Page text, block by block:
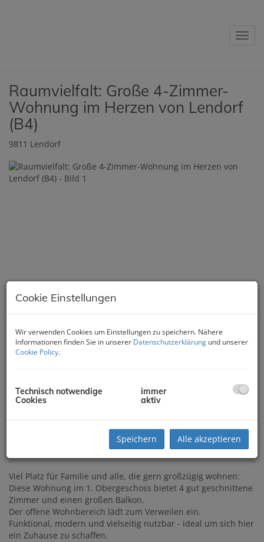
Raumvielfalt: Große 4-Zimmer-
Wohnung im Herzen von Lendorf
(B4)
9811 Lendorf
Viel Platz für Familie und alle, die gern großzügig wohnen:
Diese Wohnung im 1. Obergeschoss bietet 4 gut geschnittene
Zimmer und einen großen Balkon.
Der offene Wohnbereich lädt zum Verweilen ein.
Funktional, modern und vielseitig nutzbar - ideal um sich hier
ein Zuhause zu schaffen.
Cookie Einstellungen
Wir verwenden Cookies um Einstellungen zu speichern. Nähere
Informationen finden Sie in unserer Datenschutzerklärung und unserer
Cookie Policy.
Technisch notwendige
Cookies
immer
aktiv
Speichern Alle akzeptieren